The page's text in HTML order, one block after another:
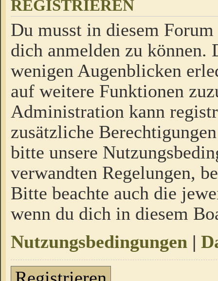
REGISTRIEREN
Du musst in diesem
dich anmelden zu
wenigen Augenblicken
auf weitere Funktionen
Administration kann
zusätzliche
bitte unsere
verwandten Regelungen,
Bitte beachte auch die
wenn du dich in diesem
Nutzungsbedingungen |